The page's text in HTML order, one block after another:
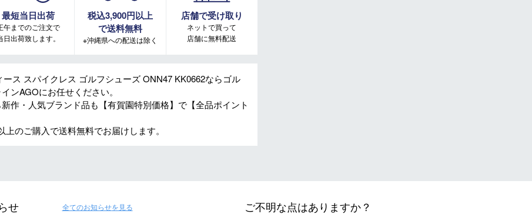
最短当日出荷
午までのご注文で
日出荷致します。
税込3,900円以上
で送料無料
※沖縄県への配送は除く
店舗で受け取り
ネットで買って
店舗に無料配送
スパイクレス ゴルフシューズ ONN47 KK0662ならゴル
ンAGOにお任せください。
作・人気ブランド品も【有賀園特別価格】で【全品ポイント
のご購入で送料無料でお届けします。
せ 全てのお知らせを見る ご不明な点はありますか？